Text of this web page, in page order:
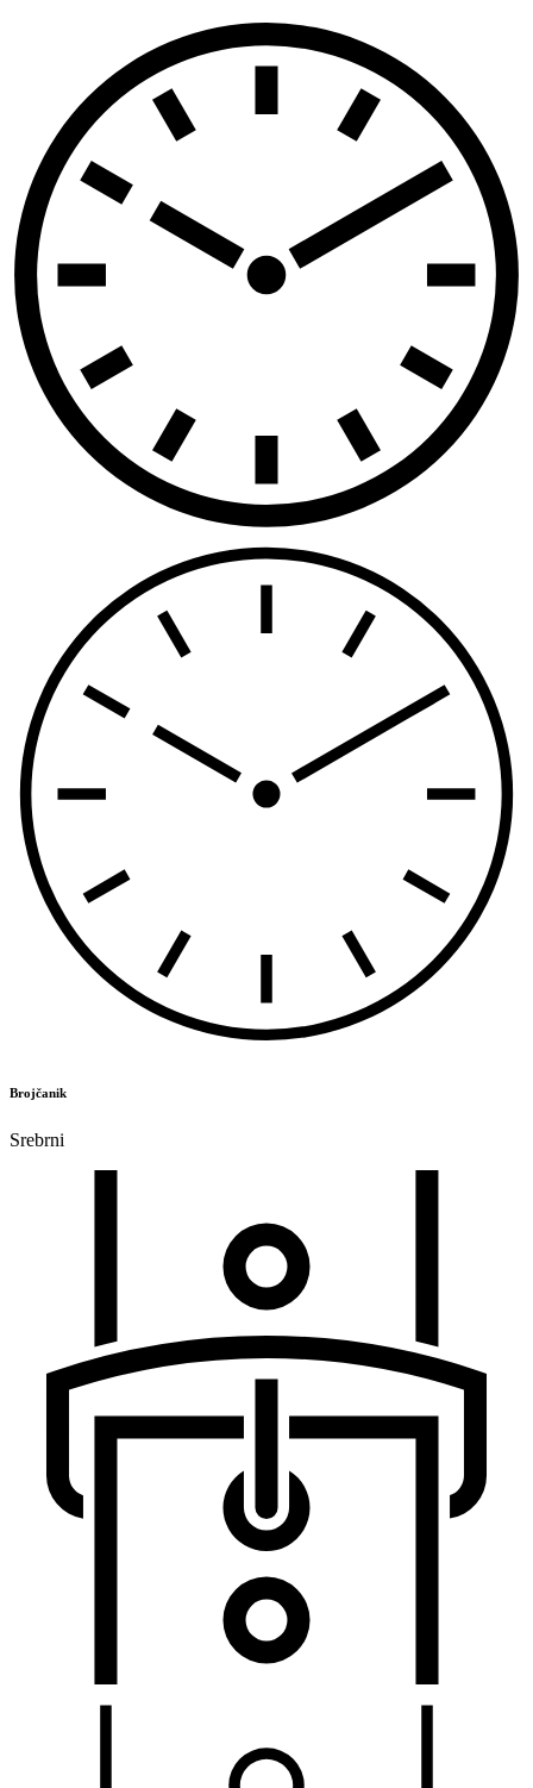
Brojčanik
Srebrni